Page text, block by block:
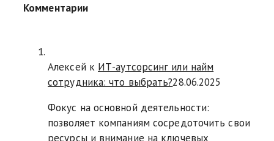
Комментарии
Алексей к ИТ-аутсорсинг или найм
сотрудника: что выбрать?28.06.2025
Фокус на основной деятельности:
позволяет компаниям сосредоточить свои
ресурсы и внимание на ключевых